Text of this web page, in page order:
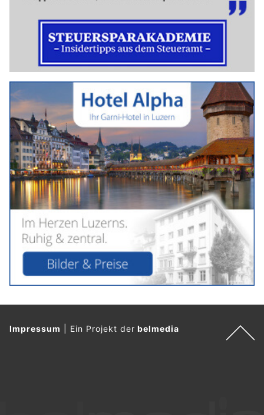
Impressum Ein Projekt der belmedia